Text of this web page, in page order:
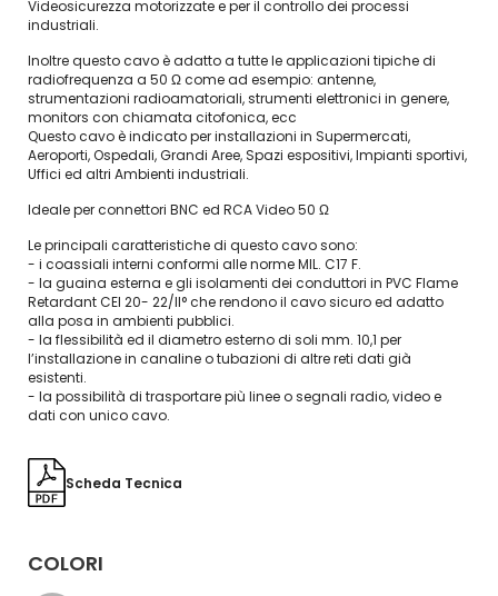
Videosicurezza motorizzate e per il controllo dei processi
industriali.
Inoltre questo cavo è adatto a tutte le applicazioni tipiche di
radiofrequenza a 50 Ω come ad esempio: antenne,
strumentazioni radioamatoriali, strumenti elettronici in genere,
monitors con chiamata citofonica, ecc
Questo cavo è indicato per installazioni in Supermercati,
Aeroporti, Ospedali, Grandi Aree, Spazi espositivi, Impianti sportivi,
Uffici ed altri Ambienti industriali.
Ideale per connettori BNC ed RCA Video 50 Ω
Le principali caratteristiche di questo cavo sono:
- i coassiali interni conformi alle norme MIL. C17 F.
- la guaina esterna e gli isolamenti dei conduttori in PVC Flame
Retardant CEI 20- 22/II° che rendono il cavo sicuro ed adatto
alla posa in ambienti pubblici.
- la flessibilità ed il diametro esterno di soli mm. 10,1 per
l’installazione in canaline o tubazioni di altre reti dati già
esistenti.
- la possibilità di trasportare più linee o segnali radio, video e
dati con unico cavo.
Scheda Tecnica
COLORI